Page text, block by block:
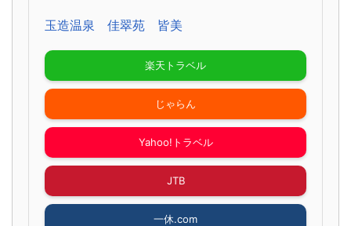
玉造温泉 佳翠苑 皆美
楽天トラベル
じゃらん
Yahoo!トラベル
JTB
一休.com